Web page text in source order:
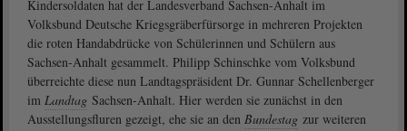
Kindersoldaten hat der Landesverband Sachsen-Anhalt im
Volksbund Deutsche Kriegsgräberfürsorge in mehreren Projekten
die roten Handabdrücke von Schülerinnen und Schülern aus
Sachsen-Anhalt gesammelt. Philipp Schinschke vom Volksbund
überreichte diese nun Landtagspräsident Dr. Gunnar Schellenberger
im Landtag Sachsen-Anhalt. Hier werden sie zunächst in den
Ausstellungsfluren gezeigt, ehe sie an den Bundestag zur weiteren